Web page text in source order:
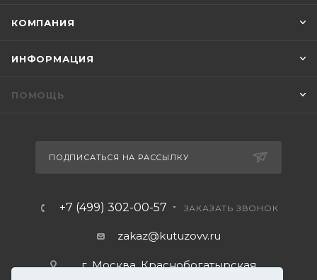
КОМПАНИЯ
ИНФОРМАЦИЯ
ПОМОЩЬ
ПОДПИСАТЬСЯ НА РАССЫЛКУ
+7 (499) 302-00-57 ЗАКАЗАТЬ ЗВОНОК
zakaz@kutuzovv.ru
г. Москва, Краснобогатырская